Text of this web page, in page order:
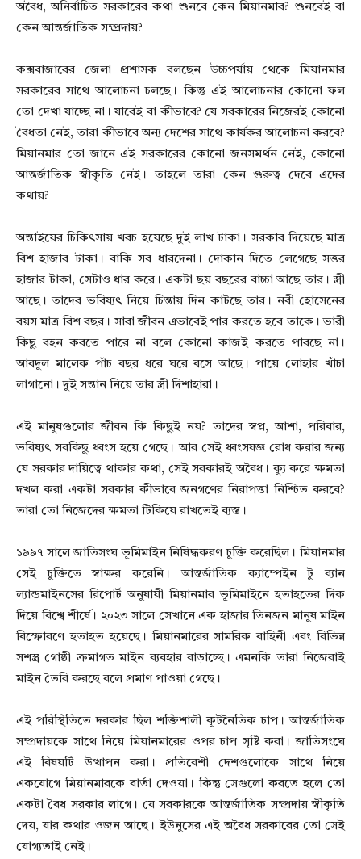
অবৈধ, অনির্বাচিত সরকারের কথা শুনবে কেন মিয়ানমার? শুনবেই বা
কেন আন্তর্জাতিক সম্প্রদায়?
কক্সবাজারের জেলা প্রশাসক বলছেন উচ্চপর্যায় থেকে মিয়ানমার
সরকারের সাথে আলোচনা চলছে। কিন্তু এই আলোচনার কোনো ফল
তো দেখা যাচ্ছে না। যাবেই বা কীভাবে? যে সরকারের নিজেরই কোনো
বৈধতা নেই, তারা কীভাবে অন্য দেশের সাথে কার্যকর আলোচনা করবে?
মিয়ানমার তো জানে এই সরকারের কোনো জনসমর্থন নেই, কোনো
আন্তর্জাতিক স্বীকৃতি নেই। তাহলে তারা কেন গুরুত্ব দেবে এদের
কথায়?
অন্তাইয়ের চিকিৎসায় খরচ হয়েছে দুই লাখ টাকা। সরকার দিয়েছে মাত্র
বিশ হাজার টাকা। বাকি সব ধারদেনা। দোকান দিতে লেগেছে সত্তর
হাজার টাকা, সেটাও ধার করে। একটা ছয় বছরের বাচ্চা আছে তার। স্ত্রী
আছে। তাদের ভবিষ্যৎ নিয়ে চিন্তায় দিন কাটছে তার। নবী হোসেনের
বয়স মাত্র বিশ বছর। সারা জীবন এভাবেই পার করতে হবে তাকে। ভারী
কিছু বহন করতে পারে না বলে কোনো কাজই করতে পারছে না।
আবদুল মালেক পাঁচ বছর ধরে ঘরে বসে আছে। পায়ে লোহার খাঁচা
লাগানো। দুই সন্তান নিয়ে তার স্ত্রী দিশাহারা।
এই মানুষগুলোর জীবন কি কিছুই নয়? তাদের স্বপ্ন, আশা, পরিবার,
ভবিষ্যৎ সবকিছু ধ্বংস হয়ে গেছে। আর সেই ধ্বংসযজ্ঞ রোধ করার জন্য
যে সরকার দায়িত্বে থাকার কথা, সেই সরকারই অবৈধ। ক্যু করে ক্ষমতা
দখল করা একটা সরকার কীভাবে জনগণের নিরাপত্তা নিশ্চিত করবে?
তারা তো নিজেদের ক্ষমতা টিকিয়ে রাখতেই ব্যস্ত।
১৯৯৭ সালে জাতিসংঘ ভূমিমাইন নিষিদ্ধকরণ চুক্তি করেছিল। মিয়ানমার
সেই চুক্তিতে স্বাক্ষর করেনি। আন্তর্জাতিক ক্যাম্পেইন টু ব্যান
ল্যান্ডমাইনসের রিপোর্ট অনুযায়ী মিয়ানমার ভূমিমাইনে হতাহতের দিক
দিয়ে বিশ্বে শীর্ষে। ২০২৩ সালে সেখানে এক হাজার তিনজন মানুষ মাইন
বিস্ফোরণে হতাহত হয়েছে। মিয়ানমারের সামরিক বাহিনী এবং বিভিন্ন
সশস্ত্র গোষ্ঠী ক্রমাগত মাইন ব্যবহার বাড়াচ্ছে। এমনকি তারা নিজেরাই
মাইন তৈরি করছে বলে প্রমাণ পাওয়া গেছে।
এই পরিস্থিতিতে দরকার ছিল শক্তিশালী কূটনৈতিক চাপ। আন্তর্জাতিক
সম্প্রদায়কে সাথে নিয়ে মিয়ানমারের ওপর চাপ সৃষ্টি করা। জাতিসংঘে
এই বিষয়টি উত্থাপন করা। প্রতিবেশী দেশগুলোকে সাথে নিয়ে
একযোগে মিয়ানমারকে বার্তা দেওয়া। কিন্তু সেগুলো করতে হলে তো
একটা বৈধ সরকার লাগে। যে সরকারকে আন্তর্জাতিক সম্প্রদায় স্বীকৃতি
দেয়, যার কথার ওজন আছে। ইউনুসের এই অবৈধ সরকারের তো সেই
যোগ্যতাই নেই।